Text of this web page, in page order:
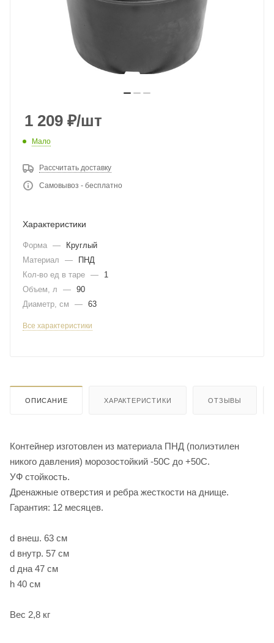
1 209 ₽/шт
Мало
Рассчитать доставку
Самовывоз - бесплатно
Характеристики
Форма —
Круглый
Материал
—
ПНД
Кол-во ед в таре —
1
Объем, л
— 90
Диаметр, см
— 63
Все характеристики
ОПИСАНИЕ ХАРАКТЕРИСТИКИ ОТЗЫВЫ
Контейнер изготовлен из материала ПНД (полиэтилен
никого давления) морозостойкий -50С до +50С.
УФ стойкость.
Дренажные отверстия и ребра жесткости на днище.
Гарантия: 12 месяцев.
d внеш. 63 см
d внутр. 57 см
d дна 47 см
h 40 см
Вес 2,8 кг